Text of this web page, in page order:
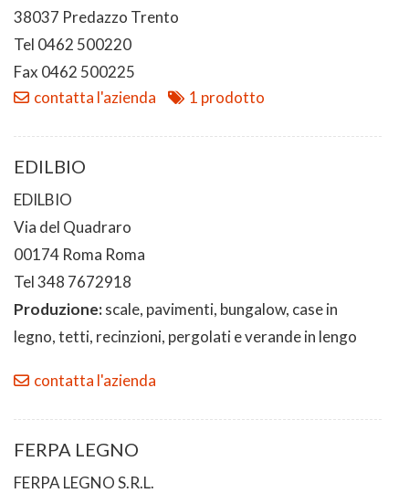
38037 Predazzo Trento
Tel 0462 500220
Fax 0462 500225
contatta l'azienda
1 prodotto
EDILBIO
EDILBIO
Via del Quadraro
00174 Roma Roma
Tel 348 7672918
Produzione:scale, pavimenti, bungalow, case in
legno, tetti, recinzioni, pergolati e verande in lengo
contatta l'azienda
FERPA LEGNO
FERPA LEGNO S.R.L.